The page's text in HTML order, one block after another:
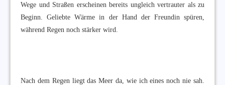
Wege und Straßen erscheinen bereits ungleich vertrauter als zu
Beginn. Geliebte Wärme in der Hand der Freundin spüren,
während Regen noch stärker wird.
Nach dem Regen liegt das Meer da, wie ich eines noch nie sah.